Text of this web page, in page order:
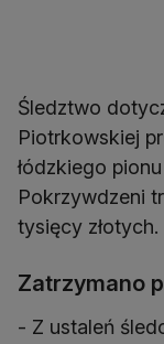
Śledztwo
Piotrkowskiej
łódzkiego
Pokrzywdzeni
tysięcy złotych.
Zatrzymano
- Z ustaleń